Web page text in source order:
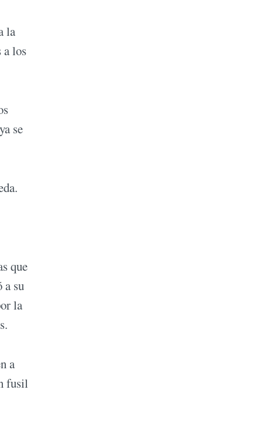
la
a los
se
que
a su
la
a
fusil